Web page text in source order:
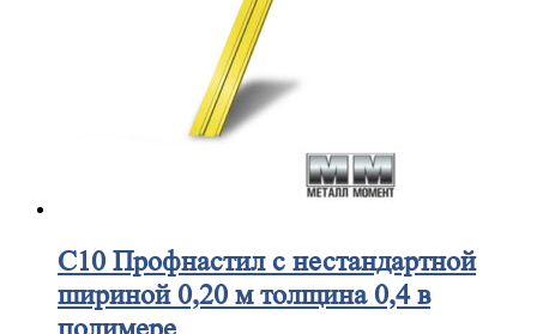
С10Профнастил с нестандартной
шириной 0,20 м толщина 0,4 в